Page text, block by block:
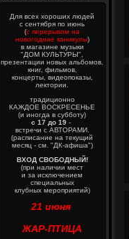
Для всех хороших людей
с сентября по июнь
(с перерывом на
новогодние каникулы)
в магазине музыки
"ДОМ КУЛЬТУРЫ",
презентации новых альбомов,
книг, фильмов,
концерты, видеопоказы,
лектории.
традиционно
КАЖДОЕ ВОСКРЕСЕНЬЕ
(и иногда в субботу)
с 17 до 19 -
встречи с АВТОРАМИ.
(расписание на текущий
месяц - см. "ДК-афиша")
ВХОД СВОБОДНЫЙ!
(при наличии мест
и за исключением
специальных
клубных мероприятий)
21 июня
ЖАР-ПТИЦА